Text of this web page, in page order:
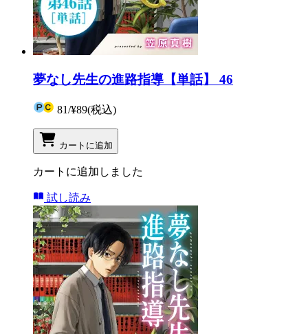
夢なし先生の進路指導【単話】 46
81/¥89(税込)
カートに追加
カートに追加しました
試し読み